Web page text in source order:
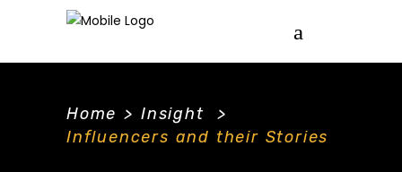
Home > Insight
>
Influencers and their Stories